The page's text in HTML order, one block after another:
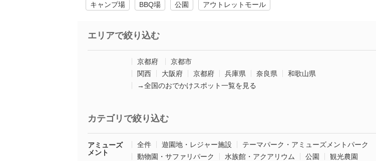
キャンプ場 BBQ場 公園 アウトレットモール
エリアで絞り込む
京都府
京都市
関西
大阪府 京都府 兵庫県 奈良県
和歌山県
→全国のおでかけスポット一覧を見る
カテゴリで絞り込む
アミューズ
メント
全件 遊園地・レジャー施設
テーマパーク・アミューズメントパーク
動物園・サファリパーク
水族館・アクアリウム 公園
観光農園